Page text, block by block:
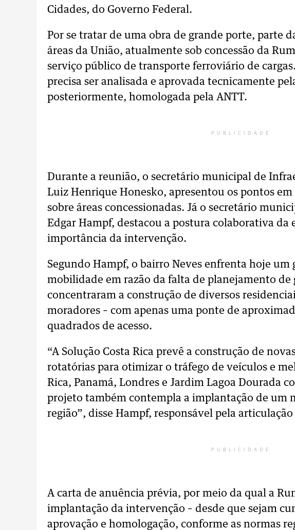
Cidades, do Governo Federal.
Por se tratar de uma obra de grande porte, parte
áreas da União, atualmente sob concessão da
serviço público de transporte ferroviário de
precisa ser analisada e aprovada tecnicamente
posteriormente, homologada pela ANTT.
PUBLICIDADE
Durante a reunião, o secretário municipal de
Luiz Henrique Honesko, apresentou os pontos em
sobre áreas concessionadas. Já o secretário
Edgar Hampf, destacou a postura colaborativa da
importância da intervenção.
Segundo Hampf, o bairro Neves enfrenta hoje um
mobilidade em razão da falta de planejamento de
concentraram a construção de diversos
moradores – com apenas uma ponte de
quadrados de acesso.
“A Solução Costa Rica prevê a construção de
rotatórias para otimizar o tráfego de veículos e
Rica, Panamá, Londres e Jardim Lagoa Dourada
projeto também contempla a implantação de um
região”, disse Hampf, responsável pela
PUBLICIDADE
A carta de anuência prévia, por meio da qual a
implantação da intervenção – desde que sejam
aprovação e homologação, conforme as normas